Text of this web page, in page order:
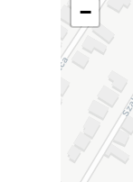
−